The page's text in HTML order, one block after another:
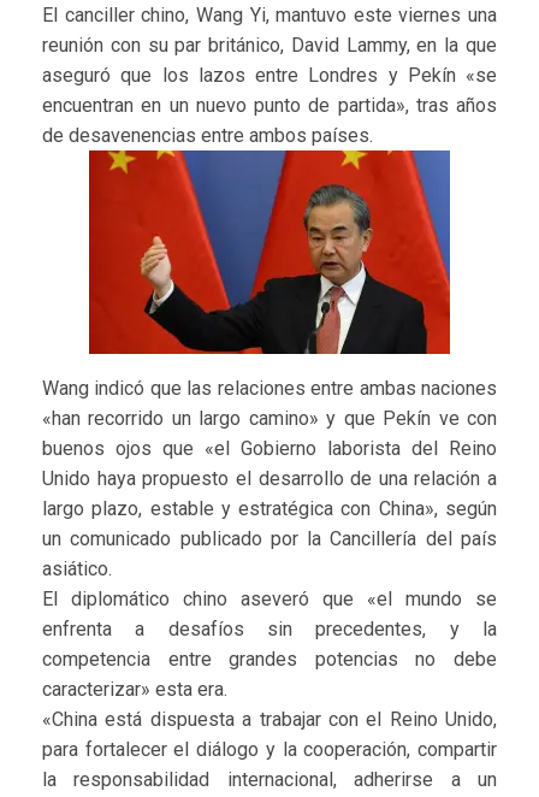
El canciller chino, Wang Yi, mantuvo este viernes una
reunión con su par británico, David Lammy, en la que
aseguró que los lazos entre Londres y Pekín «se
encuentran en un nuevo punto de partida», tras años
de desavenencias entre ambos países.
Wang indicó que las relaciones entre ambas naciones
«han recorrido un largo camino» y que Pekín ve con
buenos ojos que «el Gobierno laborista del Reino
Unido haya propuesto el desarrollo de una relación a
largo plazo, estable y estratégica con China», según
un comunicado publicado por la Cancillería del país
asiático.
El diplomático chino aseveró que «el mundo se
enfrenta a desafíos sin precedentes, y la
competencia entre grandes potencias no debe
caracterizar» esta era.
«China está dispuesta a trabajar con el Reino Unido,
para fortalecer el diálogo y la cooperación, compartir
la responsabilidad internacional, adherirse a un